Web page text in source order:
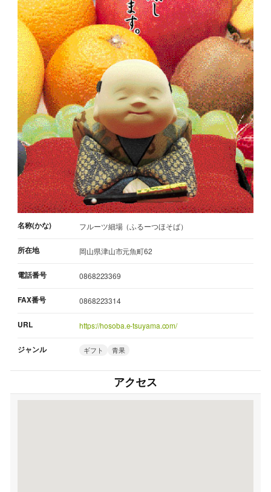
名称(かな) フルーツ細場（ふるーつほそば）
所在地 岡山県津山市元魚町62
電話番号 0868223369
FAX番号 0868223314
URL https://hosoba.e-tsuyama.com/
ジャンル ギフト 青果
アクセス